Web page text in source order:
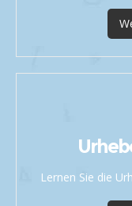
Lernen Sie die